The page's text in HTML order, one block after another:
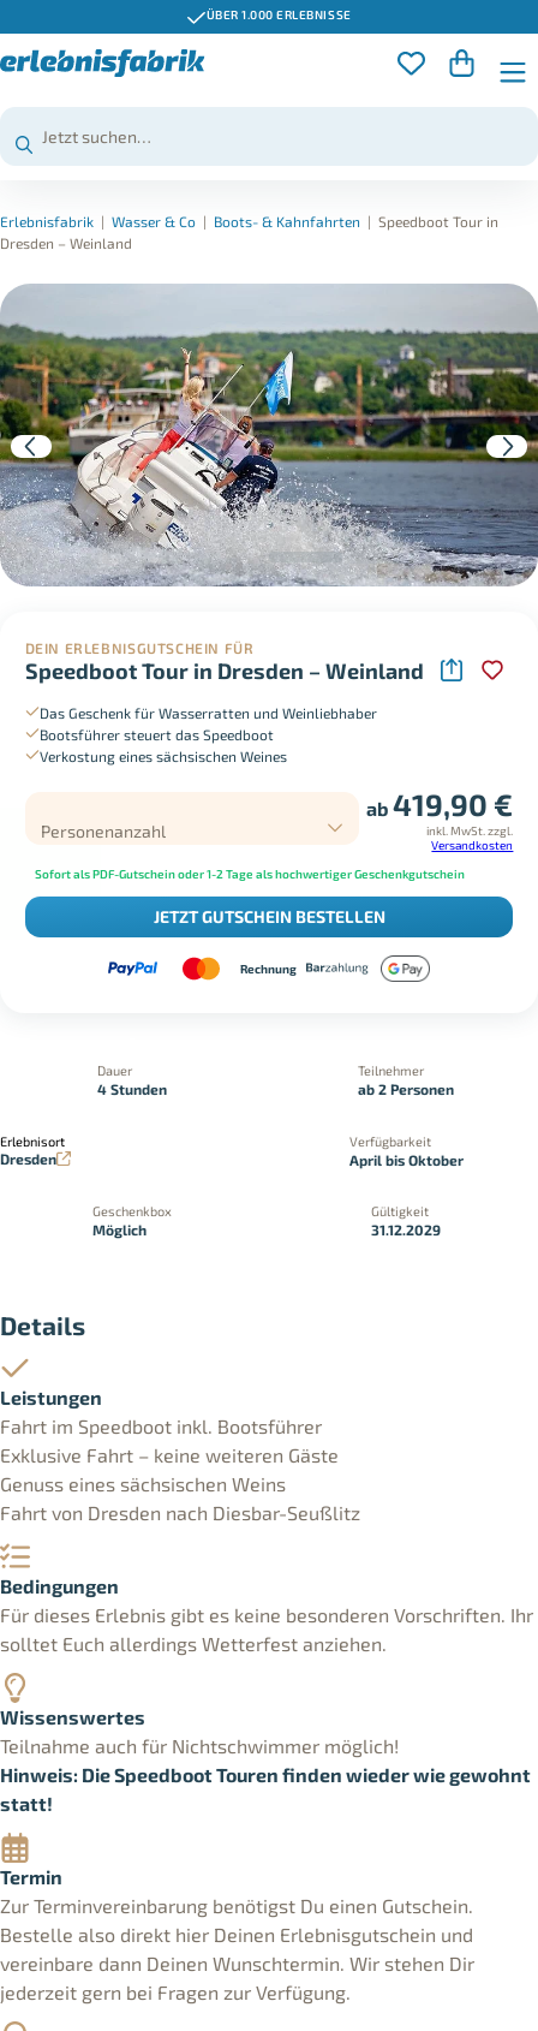
ÜBER 1.000 ERLEBNISSE
Erlebnisfabrik | Wasser & Co | Boots- & Kahnfahrten | Speedboot Tour in
Dresden – Weinland
DEIN ERLEBNISGUTSCHEIN FÜR
Speedboot Tour in Dresden – Weinland
Das Geschenk für Wasserratten und Weinliebhaber
Bootsführer steuert das Speedboot
Verkostung eines sächsischen Weines
Personenanzahl
ab419,90 €
inkl. MwSt. zzgl.
Versandkosten
Sofort als PDF-Gutschein oder 1-2 Tage als hochwertiger Geschenkgutschein
JETZT GUTSCHEIN BESTELLEN
Rechnung
Dauer
4 Stunden
Teilnehmer
ab 2 Personen
Erlebnisort
Dresden
Verfügbarkeit
April bis Oktober
Geschenkbox
Möglich
Gültigkeit
31.12.2029
Details
Leistungen
Fahrt im Speedboot inkl. Bootsführer
Exklusive Fahrt – keine weiteren Gäste
Genuss eines sächsischen Weins
Fahrt von Dresden nach Diesbar-Seußlitz
Bedingungen
Für dieses Erlebnis gibt es keine besonderen Vorschriften. Ihr
solltet Euch allerdings Wetterfest anziehen.
Wissenswertes
Teilnahme auch für Nichtschwimmer möglich!
Hinweis: Die Speedboot Touren finden wieder wie gewohnt
statt!
Termin
Zur Terminvereinbarung benötigst Du einen Gutschein.
Bestelle also direkt hier Deinen Erlebnisgutschein und
vereinbare dann Deinen Wunschtermin. Wir stehen Dir
jederzeit gern bei Fragen zur Verfügung.